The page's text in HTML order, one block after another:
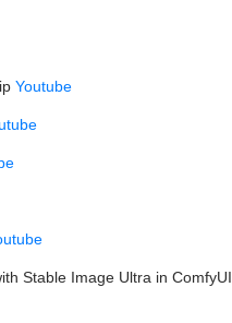
Youtube
Stable Image Ultra in ComfyUI